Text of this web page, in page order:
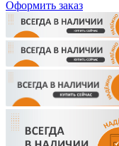
Оформить заказ